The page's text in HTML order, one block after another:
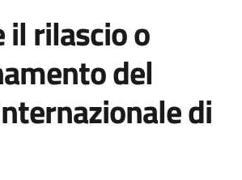
il rilascio o
del
di